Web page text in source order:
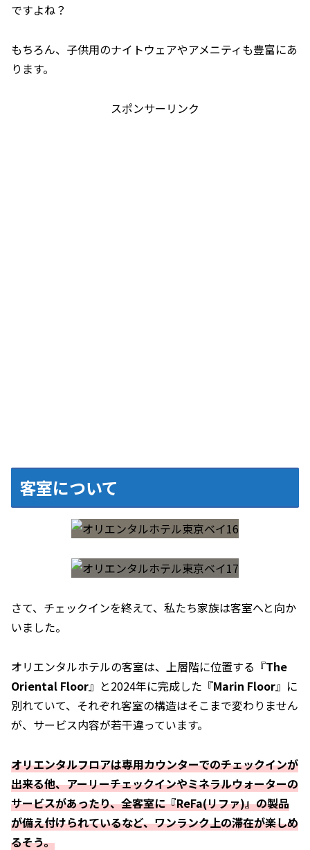
ですよね？
もちろん、子供用のナイトウェアやアメニティも豊富にあ
ります。
スポンサーリンク
客室について
さて、チェックインを終えて、私たち家族は客室へと向か
いました。
オリエンタルホテルの客室は、上層階に位置する『The
Oriental Floor』と2024年に完成した『Marin Floor』に
別れていて、それぞれ客室の構造はそこまで変わりません
が、サービス内容が若干違っています。
オリエンタルフロアは専用カウンターでのチェックインが
出来る他、アーリーチェックインやミネラルウォーターの
サービスがあったり、全客室に『ReFa(リファ)』の製品
が備え付けられているなど、ワンランク上の滞在が楽しめ
るそう。